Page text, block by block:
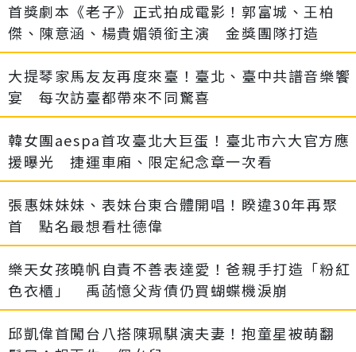
首獎劇本《老子》正式拍成電影！郭富城、王柏
傑、陳意涵、楊貴媚領銜主演 金獎團隊打造
大提琴家馬友友再度來臺！臺北、臺中共譜音樂饗
宴 每次訪臺都帶來不同驚喜
韓女團aespa首攻臺北大巨蛋！臺北市六大官方應
援曝光 捷運車廂、限定紀念章一次看
張惠妹妹妹、表妹台東合體開唱！睽違30年再聚
首 點名最想看杜德偉
樂天女孩曉帆自責不善表達愛！爸親手打造「粉紅
色衣櫃」 禹菡憶父背債仍買蝴蝶機淚崩
邱凱偉首闖台八搭陳珮騏演夫妻！抱童星被萌翻